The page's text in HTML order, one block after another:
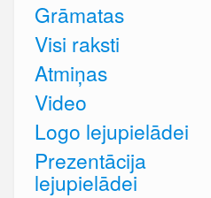
Grāmatas
Visi raksti
Atmiņas
Video
Logo lejupielādei
Prezentācija
lejupielādei